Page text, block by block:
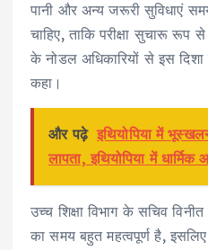
पानी और अन्य जरूरी सुविधाएं
चाहिए, ताकि परीक्षा सुचारू रूप
के नोडल अधिकारियों से इस
कहा।
और पढ़े इथियोपिया में
लापता, इथियोपिया में
उच्च शिक्षा विभाग के सचिव
का समय बहुत महत्वपूर्ण है,